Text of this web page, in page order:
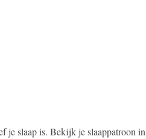
je slaap is. Bekijk je slaappatroon in